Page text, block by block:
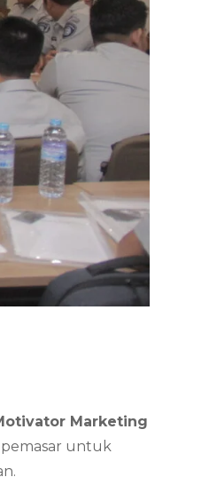
Marketing
pemasar untuk